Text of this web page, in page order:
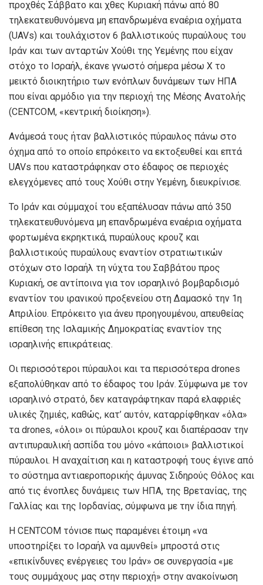
προχθές Σάββατο και χθες Κυριακή πάνω από 80
τηλεκατευθυνόμενα μη επανδρωμένα εναέρια οχήματα
(UAVs) και τουλάχιστον 6 βαλλιστικούς πυραύλους του
Ιράν και των ανταρτών Χούθι της Υεμένης που είχαν
στόχο το Ισραήλ, έκανε γνωστό σήμερα μέσω X το
μεικτό διοικητήριο των ενόπλων δυνάμεων των ΗΠΑ
που είναι αρμόδιο για την περιοχή της Μέσης Ανατολής
(CENTCOM, «κεντρική διοίκηση»).
Ανάμεσά τους ήταν βαλλιστικός πύραυλος πάνω στο
όχημα από το οποίο επρόκειτο να εκτοξευθεί και επτά
UAVs που καταστράφηκαν στο έδαφος σε περιοχές
ελεγχόμενες από τους Χούθι στην Υεμένη, διευκρίνισε.
Το Ιράν και σύμμαχοί του εξαπέλυσαν πάνω από 350
τηλεκατευθυνόμενα μη επανδρωμένα εναέρια οχήματα
φορτωμένα εκρηκτικά, πυραύλους κρουζ και
βαλλιστικούς πυραύλους εναντίον στρατιωτικών
στόχων στο Ισραήλ τη νύχτα του Σαββάτου προς
Κυριακή, σε αντίποινα για τον ισραηλινό βομβαρδισμό
εναντίον του ιρανικού προξενείου στη Δαμασκό την 1η
Απριλίου. Επρόκειτο για άνευ προηγουμένου, απευθείας
επίθεση της Ισλαμικής Δημοκρατίας εναντίον της
ισραηλινής επικράτειας.
Οι περισσότεροι πύραυλοι και τα περισσότερα drones
εξαπολύθηκαν από το έδαφος του Ιράν. Σύμφωνα με τον
ισραηλινό στρατό, δεν καταγράφτηκαν παρά ελαφριές
υλικές ζημιές, καθώς, κατ’ αυτόν, καταρρίφθηκαν «όλα»
τα drones, «όλοι» οι πύραυλοι κρουζ και διαπέρασαν την
αντιπυραυλική ασπίδα του μόνο «κάποιοι» βαλλιστικοί
πύραυλοι. Η αναχαίτιση και η καταστροφή τους έγινε από
το σύστημα αντιαεροπορικής άμυνας Σιδηρούς Θόλος και
από τις ένοπλες δυνάμεις των ΗΠΑ, της Βρετανίας, της
Γαλλίας και της Ιορδανίας, σύμφωνα με την ίδια πηγή.
Η CENTCOM τόνισε πως παραμένει έτοιμη «να
υποστηρίξει το Ισραήλ να αμυνθεί» μπροστά στις
«επικίνδυνες ενέργειες του Ιράν» σε συνεργασία «με
τους συμμάχους μας στην περιοχή» στην ανακοίνωση